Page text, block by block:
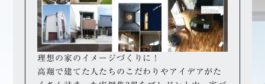
理想の家のイメージづくりに！
高翔で建てた人たちのこだわりやアイデアがた